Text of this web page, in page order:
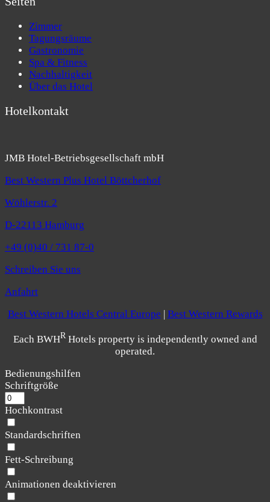
Zimmer
Tagungsräume
Gastronomie
Spa & Fitness
Nachhaltigkeit
Über das Hotel
Hotelkontakt
JMB Hotel-Betriebsgesellschaft mbH
Best Western Plus Hotel Böttcherhof
Wöhlerstr. 2
D-22113 Hamburg
+49 (0)40 / 731 87-0
Schreiben Sie uns
Anfahrt
Best Western Hotels Central Europe
Best Western Rewards
Each BWHRHotels property is independently owned and
operated.
Bedienungshilfen
Schriftgröße
Hochkontrast
Standardschriften
Fett-Schreibung
Animationen deaktivieren